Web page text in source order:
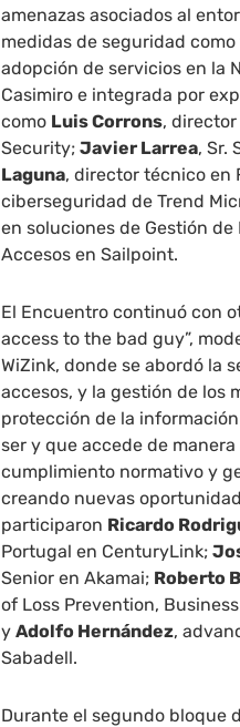
amenazas asociados al
medidas de seguridad
adopción de servicios en la
Casimiro e integrada por
como Luis Corrons,
Security;Javier Larrea, Sr.
Laguna, director técnico en
ciberseguridad de Trend
en soluciones de Gestión
Accesos en Sailpoint.
El Encuentro continuó con
access to the bad guy”,
WiZink, donde se abordó la
accesos, y la gestión de los
protección de la
ser y que accede de
cumplimiento normativo y
creando nuevas
participaron Ricardo
Portugal en CenturyLink;
Senior en Akamai; Roberto
of Loss Prevention,
yAdolfo Hernández,
Sabadell.
Durante el segundo bloque